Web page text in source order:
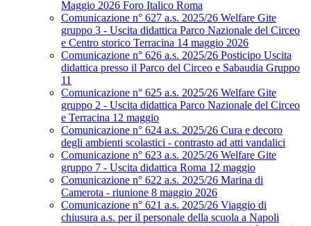
Maggio 2026 Foro Italico Roma
Comunicazione n° 627 a.s. 2025/26 Welfare Gite
gruppo 3 - Uscita didattica Parco Nazionale del Circeo
e Centro storico Terracina 14 maggio 2026
Comunicazione n° 626 a.s. 2025/26 Posticipo Uscita
didattica presso il Parco del Circeo e Sabaudia Gruppo
11
Comunicazione n° 625 a.s. 2025/26 Welfare Gite
gruppo 2 - Uscita didattica Parco Nazionale del Circeo
e Terracina 12 maggio
Comunicazione n° 624 a.s. 2025/26 Cura e decoro
degli ambienti scolastici - contrasto ad atti vandalici
Comunicazione n° 623 a.s. 2025/26 Welfare Gite
gruppo 7 - Uscita didattica Roma 12 maggio
Comunicazione n° 622 a.s. 2025/26 Marina di
Camerota - riunione 8 maggio 2026
Comunicazione n° 621 a.s. 2025/26 Viaggio di
chiusura a.s. per il personale della scuola a Napoli